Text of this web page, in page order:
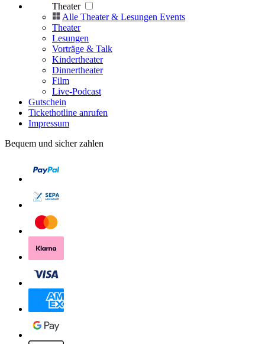
Theater
Alle Theater & Lesungen Events
Theater
Lesungen
Vorträge & Talk
Kindertheater
Dinnertheater
Film
Live-Podcast
Gutschein
Tickethotline anrufen
Impressum
Bequem und sicher zahlen